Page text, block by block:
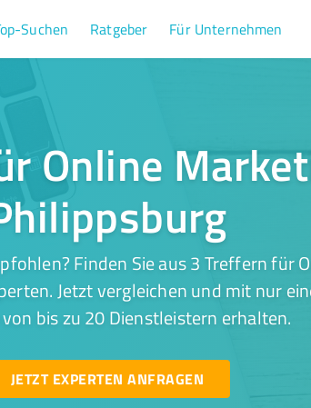
Suchen Ratgeber Für Unternehmen
Online
Finden Sie aus 3 Treffern für
Jetzt vergleichen und mit nur
bis zu 20 Dienstleistern erhalten.
JETZT EXPERTEN ANFRAGEN